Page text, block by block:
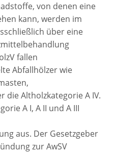
von denen eine
kann, werden im
über eine
fallen
Abfallhölzer wie
Altholzkategorie A IV.
A I, A II und A III
aus. Der Gesetzgeber
zur AwSV